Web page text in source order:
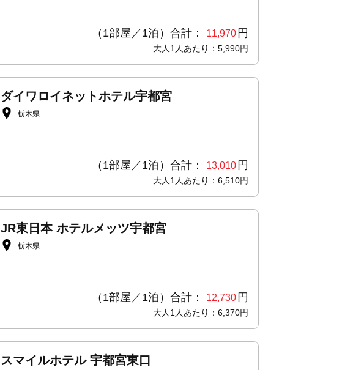
（1部屋／1泊）合計： 11,970 円
大人1人あたり：5,990円
ダイワロイネットホテル宇都宮
栃木県
（1部屋／1泊）合計： 13,010 円
大人1人あたり：6,510円
JR東日本 ホテルメッツ宇都宮
栃木県
（1部屋／1泊）合計： 12,730 円
大人1人あたり：6,370円
スマイルホテル 宇都宮東口